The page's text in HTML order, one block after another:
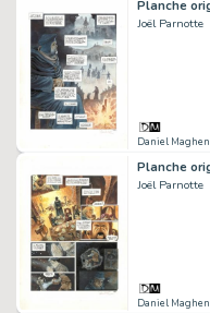
Joël Parnotte
Daniel Maghen
Joël Parnotte
Daniel Maghen